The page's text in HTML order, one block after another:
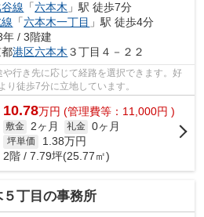
線 「六本木 」駅 徒歩7分
「六本木一丁目 」駅 徒歩4分
年 / 3階建
港区六本木 ３丁目４－２２
行き先に応じて経路を選択できます。好
徒歩7分に立地しています。
10.78万円 (管理費等：11,000円 )
敷金 2ヶ月 礼金 0ヶ月
坪単価 1.38万円
2階 / 7.79坪(25.77㎡)
丁目の事務所